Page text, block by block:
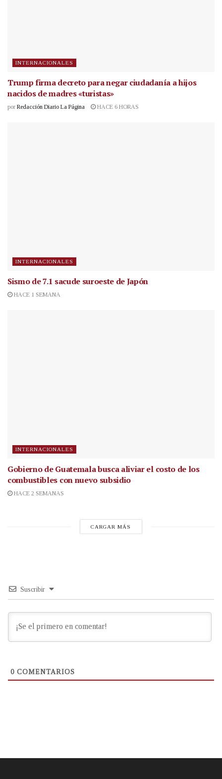
INTERNACIONALES
Trump firma decreto para negar ciudadanía a hijos
nacidos de madres «turistas»
por Redacción Diario La Página HACE 6 HORAS
INTERNACIONALES
Sismo de 7.1 sacude suroeste de Japón
HACE 1 SEMANA
INTERNACIONALES
Gobierno de Guatemala busca aliviar el costo de los
combustibles con nuevo subsidio
HACE 2 SEMANAS
CARGAR MÁS
Suscribir
0 COMENTARIOS